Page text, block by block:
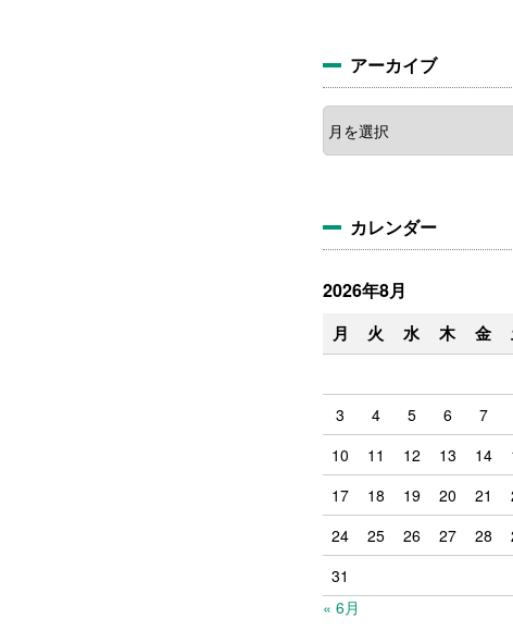
アーカイブ
ア
ー
カ
カレンダー
2026年8月
月 火 水 木 金
3
4 5 6 7
10
11 12 13 14
17
18 19 20 21
24
25 26 27 28
31
« 6月